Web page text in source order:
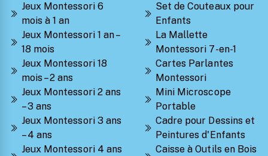
Jeux Montessori 6
mois à 1 an
Jeux Montessori 1 an –
18 mois
Jeux Montessori 18
mois – 2 ans
Jeux Montessori 2 ans
– 3 ans
Jeux Montessori 3 ans
– 4 ans
Jeux Montessori 4 ans
Set de Couteaux pour
Enfants
La Mallette
Montessori 7-en-1
Cartes Parlantes
Montessori
Mini Microscope
Portable
Cadre pour Dessins et
Peintures d'Enfants
Caisse à Outils en Bois